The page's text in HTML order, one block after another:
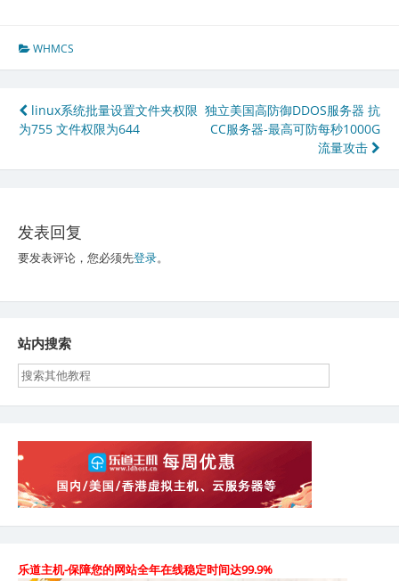
WHMCS
文
章
导
linux系统批量设置文件夹权限
为755 文件权限为644
独立美国高防御DDOS服务器 抗
CC服务器-最高可防每秒1000G
流量攻击
发表回复
要发表评论，您必须先登录。
站内搜索
乐道主机-保障您的网站全年在线稳定时间达99.9%